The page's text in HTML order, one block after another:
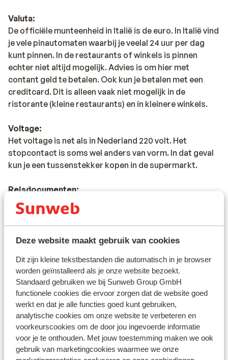
Deze website maakt gebruik van cookies
Dit zijn kleine tekstbestanden die automatisch in je browser
worden geïnstalleerd als je onze website bezoekt.
Standaard gebruiken we bij Sunweb Group GmbH
functionele cookies die ervoor zorgen dat de website goed
werkt en dat je alle functies goed kunt gebruiken,
analytische cookies om onze website te verbeteren en
voorkeurscookies om de door jou ingevoerde informatie
voor je te onthouden. Met jouw toestemming maken we ook
gebruik van marketingcookies waarmee we onze
Valuta:
De officiële munteenheid in Italië is de euro. In Italië vind
je vele pinautomaten waarbij je veelal 24 uur per dag
kunt pinnen. In de restaurants of winkels is pinnen
echter niet altijd mogelijk. Advies is om hier met
contant geld te betalen. Ook kun je betalen met een
creditcard. Dit is alleen vaak niet mogelijk in de
ristorante (kleine restaurants) en in kleinere winkels.
Voltage:
Het voltage is net als in Nederland 220 volt. Het
stopcontact is soms wel anders van vorm. In dat geval
kun je een tussenstekker kopen in de supermarkt.
Reisdocumenten:
Je dient in het bezit te zijn van een geldig paspoort of
een geldig identiteitsbewijs. Heb je niet de Nederlandse
nationaliteit, dan is het belangrijk om na te vragen of er
andere regels van toepassing zijn. Dit vraag je na bij de
waar je doorheen reist.
Het reizen met de juiste documenten is jouw eigen
verantwoordelijkheid. Sunweb kan hiervoor niet
aansprakelijk worden gesteld.
Reisleiding:
Sicilië: in de regio Sicilië, Letojanni, Taormina en
Giardini Naxos is Sunweb reisleiding aanwezig. In de